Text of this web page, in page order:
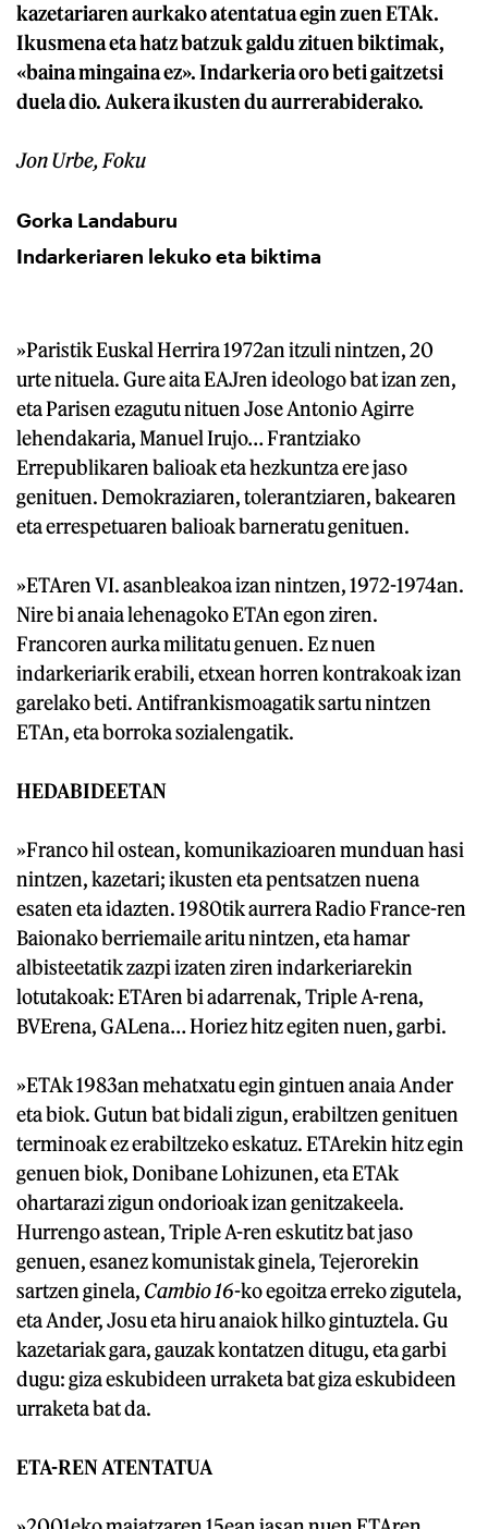
kazetariaren aurkako atentatua egin zuen ETAk.
Ikusmena eta hatz batzuk galdu zituen biktimak,
«baina mingaina ez». Indarkeria oro beti gaitzetsi
duela dio. Aukera ikusten du aurrerabiderako.
Jon Urbe, Foku
Gorka Landaburu
Indarkeriaren lekuko eta biktima
»Paristik Euskal Herrira 1972an itzuli nintzen, 20
urte nituela. Gure aita EAJren ideologo bat izan zen,
eta Parisen ezagutu nituen Jose Antonio Agirre
lehendakaria, Manuel Irujo… Frantziako
Errepublikaren balioak eta hezkuntza ere jaso
genituen. Demokraziaren, tolerantziaren, bakearen
eta errespetuaren balioak barneratu genituen.
»ETAren VI. asanbleakoa izan nintzen, 1972-1974an.
Nire bi anaia lehenagoko ETAn egon ziren.
Francoren aurka militatu genuen. Ez nuen
indarkeriarik erabili, etxean horren kontrakoak izan
garelako beti. Antifrankismoagatik sartu nintzen
ETAn, eta borroka sozialengatik.
HEDABIDEETAN
»Franco hil ostean, komunikazioaren munduan hasi
nintzen, kazetari; ikusten eta pentsatzen nuena
esaten eta idazten. 1980tik aurrera Radio France-ren
Baionako berriemaile aritu nintzen, eta hamar
albisteetatik zazpi izaten ziren indarkeriarekin
lotutakoak: ETAren bi adarrenak, Triple A-rena,
BVErena, GALena… Horiez hitz egiten nuen, garbi.
»ETAk 1983an mehatxatu egin gintuen anaia Ander
eta biok. Gutun bat bidali zigun, erabiltzen genituen
terminoak ez erabiltzeko eskatuz. ETArekin hitz egin
genuen biok, Donibane Lohizunen, eta ETAk
ohartarazi zigun ondorioak izan genitzakeela.
Hurrengo astean, Triple A-ren eskutitz bat jaso
genuen, esanez komunistak ginela, Tejerorekin
sartzen ginela, Cambio 16-ko egoitza erreko zigutela,
eta Ander, Josu eta hiru anaiok hilko gintuztela. Gu
kazetariak gara, gauzak kontatzen ditugu, eta garbi
dugu: giza eskubideen urraketa bat giza eskubideen
urraketa bat da.
ETA-REN ATENTATUA